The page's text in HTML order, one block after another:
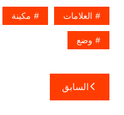
العلامات مكينة
وضع
تصفّح
المقالات
السابق